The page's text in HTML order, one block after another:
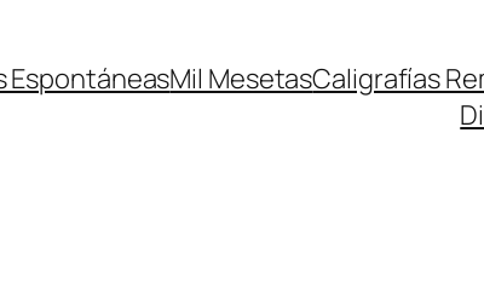
EspontáneasMil MesetasCaligrafías